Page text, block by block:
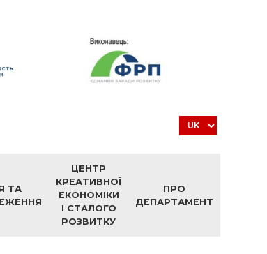
ТА
ЦЕНТР
КРЕАТИВНОЇ
ЕКОНОМІКИ
І СТАЛОГО
РОЗВИТКУ
ПРО
ДЕПАРТАМЕНТ